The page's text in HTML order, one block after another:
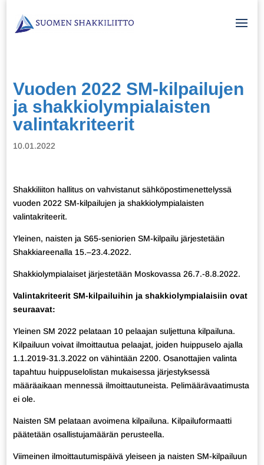
Vuoden 2022 SM-kilpailujen
ja shakkiolympialaisten
valintakriteerit
10.01.2022
Shakkiliiton hallitus on vahvistanut sähköpostimenettelyssä
vuoden 2022 SM-kilpailujen ja shakkiolympialaisten
valintakriteerit.
Yleinen, naisten ja S65-seniorien SM-kilpailu järjestetään
Shakkiareenalla 15.–23.4.2022.
Shakkiolympialaiset järjestetään Moskovassa 26.7.-8.8.2022.
Valintakriteerit SM-kilpailuihin ja shakkiolympialaisiin ovat
seuraavat:
Yleinen SM 2022 pelataan 10 pelaajan suljettuna kilpailuna.
Kilpailuun voivat ilmoittautua pelaajat, joiden huippuselo ajalla
1.1.2019-31.3.2022 on vähintään 2200. Osanottajien valinta
tapahtuu huippuselolistan mukaisessa järjestyksessä
määräaikaan mennessä ilmoittautuneista. Pelimäärävaatimusta
ei ole.
Naisten SM pelataan avoimena kilpailuna. Kilpailuformaatti
päätetään osallistujamäärän perusteella.
Viimeinen ilmoittautumispäivä yleiseen ja naisten SM-kilpailuun